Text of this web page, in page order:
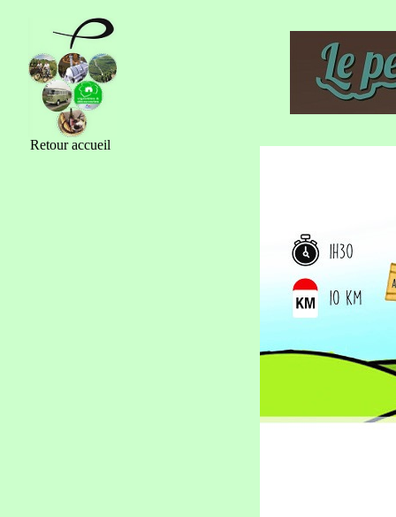
Retour accueil